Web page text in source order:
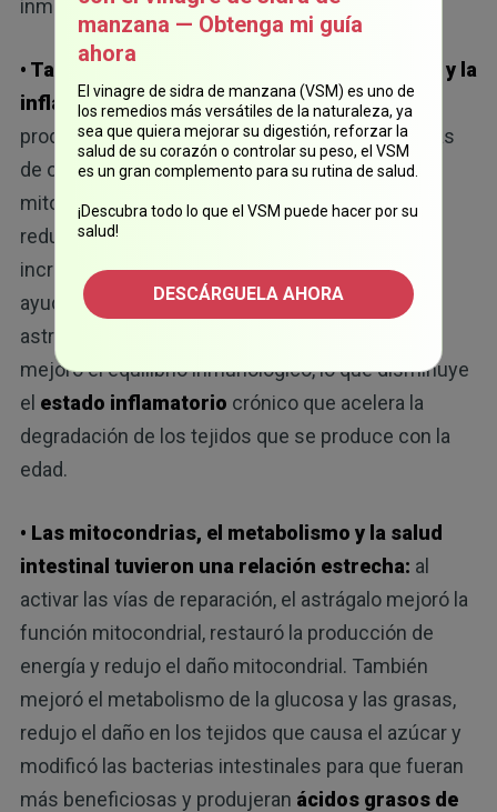
inmunológicas.
• También ayudó a reducir el estrés oxidativo y la
inflamación:cuando las células envejecen,
producen niveles elevados de especies reactivas
de oxígeno, que dañan el ADN, las proteínas y las
mitocondrias. Los compuestos del astrágalo
redujeron los marcadores de estrés oxidativo,
incrementaron las enzimas antioxidantes y
ayudaron a regular las vías inflamatorias. El
astrágalo no solo redujo la inflamación, sino que
mejoró el equilibrio inmunológico, lo que disminuye
el estado inflamatorio crónico que acelera la
degradación de los tejidos que se produce con la
edad.
• Las mitocondrias, el metabolismo y la salud
intestinal tuvieron una relación estrecha: al
activar las vías de reparación, el astrágalo mejoró la
función mitocondrial, restauró la producción de
energía y redujo el daño mitocondrial. También
mejoró el metabolismo de la glucosa y las grasas,
redujo el daño en los tejidos que causa el azúcar y
modificó las bacterias intestinales para que fueran
más beneficiosas y produjeran ácidos grasos de
manzana — Obtenga mi guía
ahora
El vinagre de sidra de manzana (VSM) es uno de
los remedios más versátiles de la naturaleza, ya
sea que quiera mejorar su digestión, reforzar la
salud de su corazón o controlar su peso, el VSM
es un gran complemento para su rutina de salud.
¡Descubra todo lo que el VSM puede hacer por su
salud!
DESCÁRGUELA AHORA